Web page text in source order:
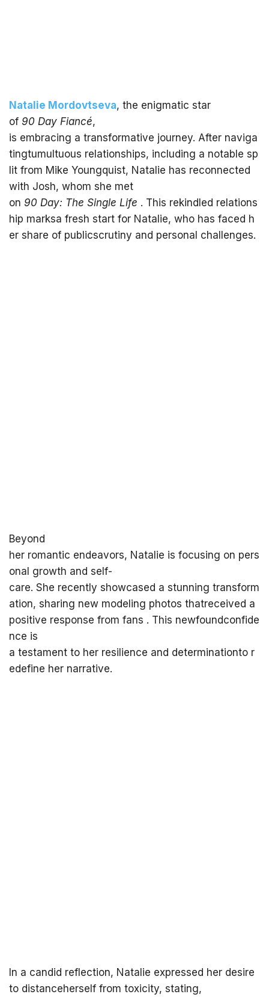
Natalie Mordovtseva, the enigmatic star
of 90 Day Fiancé,
is embracing a transformative journey. After naviga
tingtumultuous relationships, including a notable sp
lit from Mike Youngquist, Natalie has reconnected
with Josh, whom she met
on 90 Day: The Single Life . This rekindled relations
hip marksa fresh start for Natalie, who has faced h
er share of publicscrutiny and personal challenges.
Beyond
her romantic endeavors, Natalie is focusing on pers
onal growth and self-
care. She recently showcased a stunning transform
ation, sharing new modeling photos thatreceived a
positive response from fans . This newfoundconfide
nce is
a testament to her resilience and determinationto r
edefine her narrative.
In a candid reflection, Natalie expressed her desire
to distanceherself from toxicity, stating,